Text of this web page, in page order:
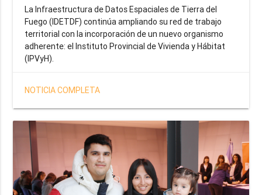
La Infraestructura de Datos Espaciales de Tierra del
Fuego (IDETDF) continúa ampliando su red de trabajo
territorial con la incorporación de un nuevo organismo
adherente: el Instituto Provincial de Vivienda y Hábitat
(IPVyH).
NOTICIA COMPLETA